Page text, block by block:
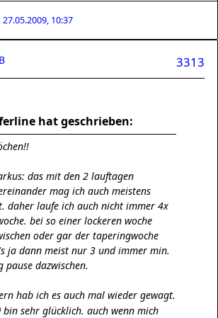
27.05.2009, 10:37
3313
hat geschrieben:
das mit den 2 lauftagen
mag ich auch meistens
daher laufe ich auch nicht immer 4x
bei so einer lockeren woche
oder gar der taperingwoche
ja dann meist nur 3 und immer min.
pause dazwischen.
hab ich es auch mal wieder gewagt.
bin sehr glücklich. auch wenn mich